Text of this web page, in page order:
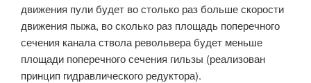
движения пули будет во столько раз больше скорости
движения пыжа, во сколько раз площадь поперечного
сечения канала ствола револьвера будет меньше
площади поперечного сечения гильзы (реализован
принцип гидравлического редуктора).